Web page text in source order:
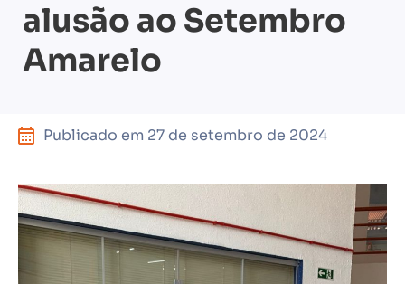
alusão ao Setembro
Amarelo
Publicado em 27 de setembro de 2024